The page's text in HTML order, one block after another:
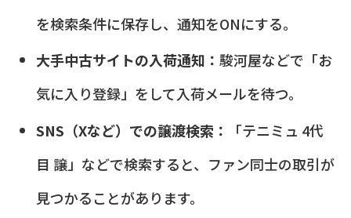
を検索条件に保存し、通知をONにする。
大手中古サイトの入荷通知： 駿河屋などで「お
気に入り登録」をして入荷メールを待つ。
SNS（Xなど）での譲渡検索：
「テニミュ 4代
目 譲」などで検索すると、ファン同士の取引が
見つかることがあります。